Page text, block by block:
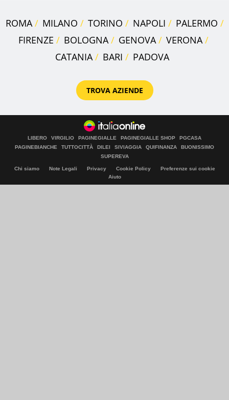
ROMA MILANO TORINO NAPOLI
PALERMO
FIRENZE
BOLOGNA GENOVA
VERONA
CATANIA
BARI PADOVA
TROVA AZIENDE
LIBERO VIRGILIO PAGINEGIALLE PAGINEGIALLE SHOP
PGCASA
PAGINEBIANCHE
TUTTOCITTÀ DILEI SIVIAGGIA QUIFINANZA
BUONISSIMO
SUPEREVA
Chi siamo Note Legali Privacy Cookie Policy
Preferenze sui cookie
Aiuto